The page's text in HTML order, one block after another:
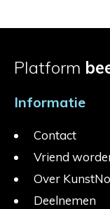
Platform
Informatie
Contact
Vriend
Over
Deelnemen